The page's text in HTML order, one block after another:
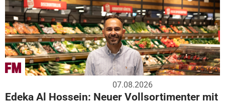
07.08.2026
Edeka Al Hossein: Neuer Vollsortimenter mit